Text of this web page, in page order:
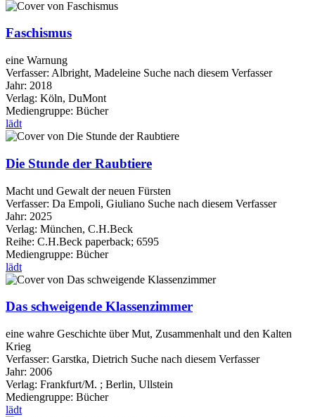
Faschismus
eine Warnung
Verfasser: Albright, Madeleine Suche nach diesem Verfasser
Jahr: 2018
Verlag: Köln, DuMont
Mediengruppe: Bücher
lädt
Die Stunde der Raubtiere
Macht und Gewalt der neuen Fürsten
Verfasser: Da Empoli, Giuliano Suche nach diesem Verfasser
Jahr: 2025
Verlag: München, C.H.Beck
Reihe: C.H.Beck paperback; 6595
Mediengruppe: Bücher
lädt
Das schweigende Klassenzimmer
eine wahre Geschichte über Mut, Zusammenhalt und den Kalten
Krieg
Verfasser: Garstka, Dietrich Suche nach diesem Verfasser
Jahr: 2006
Verlag: Frankfurt/M. ; Berlin, Ullstein
Mediengruppe: Bücher
lädt